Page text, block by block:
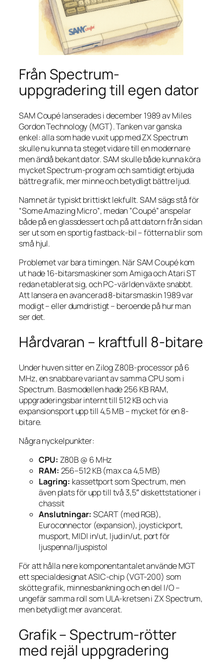
Från Spectrum-
uppgradering till egen dator
SAM Coupé lanserades i december 1989 av Miles
Gordon Technology (MGT). Tanken var ganska
enkel: alla som hade vuxit upp med ZX Spectrum
skulle nu kunna ta steget vidare till en modernare
men ändå bekant dator. SAM skulle både kunna köra
mycket Spectrum-program och samtidigt erbjuda
bättre grafik, mer minne och betydligt bättre ljud.
Namnet är typiskt brittiskt lekfullt. SAM sägs stå för
“Some Amazing Micro”, medan ”Coupé” anspelar
både på en glassdessert och på att datorn från sidan
ser ut som en sportig fastback-bil – fötterna blir som
små hjul.
Problemet var bara timingen. När SAM Coupé kom
ut hade 16-bitarsmaskiner som Amiga och Atari ST
redan etablerat sig, och PC-världen växte snabbt.
Att lansera en avancerad 8-bitarsmaskin 1989 var
modigt – eller dumdristigt – beroende på hur man
ser det.
Hårdvaran – kraftfull 8-bitare
Under huven sitter en Zilog Z80B-processor på 6
MHz, en snabbare variant av samma CPU som i
Spectrum. Basmodellen hade 256 KB RAM,
uppgraderingsbar internt till 512 KB och via
expansionsport upp till 4,5 MB – mycket för en 8-
bitare.
Några nyckelpunkter:
CPU: Z80B @ 6 MHz
RAM: 256–512 KB (max ca 4,5 MB)
Lagring: kassettport som Spectrum, men
även plats för upp till två 3,5″ diskettstationer i
chassit
Anslutningar: SCART (med RGB),
Euroconnector (expansion), joystickport,
musport, MIDI in/ut, ljud in/ut, port för
ljuspenna/ljuspistol
För att hålla nere komponentantalet använde MGT
ett specialdesignat ASIC-chip (VGT-200) som
skötte grafik, minnesbankning och en del I/O –
ungefär samma roll som ULA-kretsen i ZX Spectrum,
men betydligt mer avancerat.
Grafik – Spectrum-rötter
med rejäl uppgradering